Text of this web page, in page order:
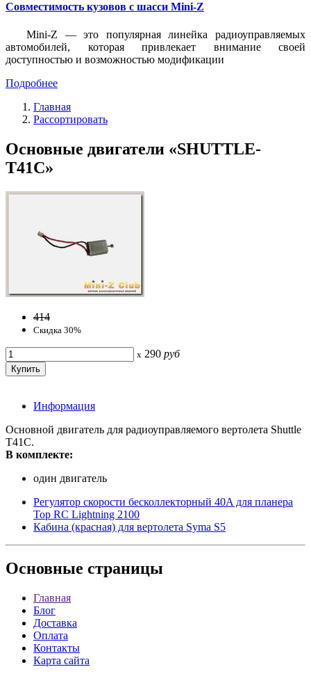
Совместимость кузовов с шасси Mini-Z
Mini-Z — это популярная линейка радиоуправляемых
автомобилей, которая привлекает внимание своей
доступностью и возможностью модификации
Подробнее
Главная
Рассортировать
Основные двигатели «SHUTTLE-
T41C»
414
Скидка 30%
x 290 руб
Информация
Основной двигатель для радиоуправляемого вертолета Shuttle
T41C.
В комплекте:
один двигатель
Регулятор скорости бесколлекторный 40A для планера
Top RC Lightning 2100
Кабина (красная) для вертолета Syma S5
Основные страницы
Главная
Блог
Доставка
Оплата
Контакты
Карта сайта